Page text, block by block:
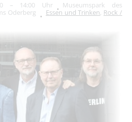
– 14:00 Uhr
Museumspark des
Oderberg
Essen und Trinken, Rock /